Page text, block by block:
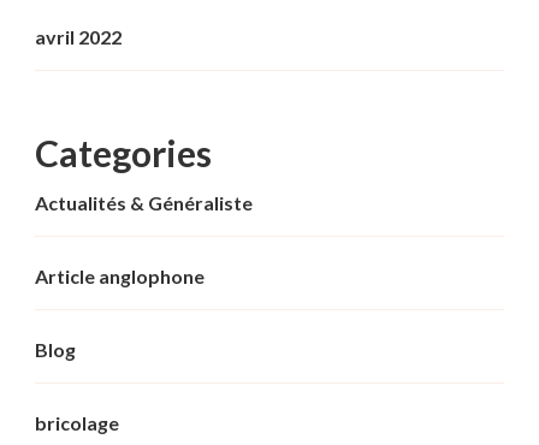
avril 2022
Categories
Actualités & Généraliste
Article anglophone
Blog
bricolage